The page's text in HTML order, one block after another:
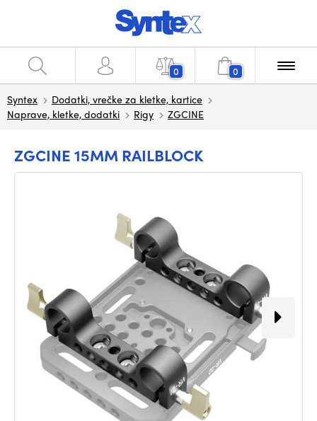
0 0
Syntex
Dodatki, vrečke za kletke, kartice
Naprave, kletke, dodatki
Rigy ZGCINE
ZGCINE 15MM RAILBLOCK